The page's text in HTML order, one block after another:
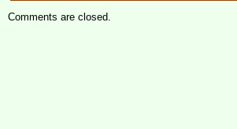
Comments are closed.